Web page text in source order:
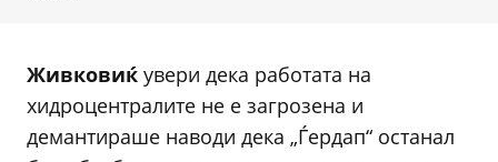
Живковиќ увери дека работата на
хидроцентралите не е загрозена и
демантираше наводи дека „Ѓердап“ останал